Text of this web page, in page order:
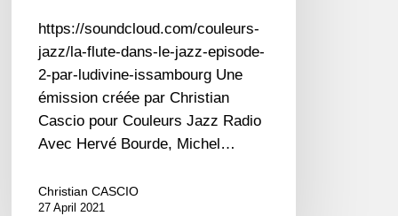
https://soundcloud.com/couleurs-
jazz/la-flute-dans-le-jazz-episode-
2-par-ludivine-issambourg Une
émission créée par Christian
Cascio pour Couleurs Jazz Radio
Avec Hervé Bourde, Michel…
Christian CASCIO
27 April 2021